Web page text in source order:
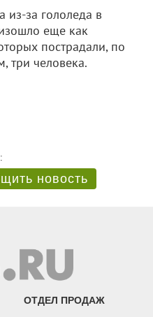
из-за гололеда в
еще как
пострадали, по
три человека.
новость
ОТДЕЛ ПРОДАЖ